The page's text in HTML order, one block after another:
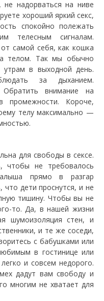
не надорваться на ниве
хороший яркий секс,
спокойно полежать
телесным сигналам.
самой себя, как кошка
телом. Так мы обычно
в выходной день.
за дыханием.
внимание на
Короче,
телу максимально —
для свободы в сексе.
чтобы не требовалось
прямо в разгар
дети проснутся, и не
тишину. Чтобы вы не
то. Да, в нашей жизни
шумоизоляция стен, и
и те же соседи,
с бабушками или
в гостинице или
и совсем недорого.
дадут вам свободу и
многим не хватает для